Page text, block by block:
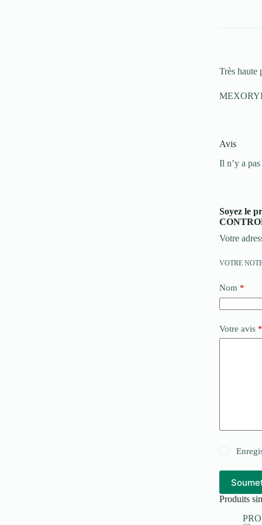
Très haute
Avis
Il n’y a
Soyez le
Votre
VOTRE
Nom *
Votre avis *
Produits